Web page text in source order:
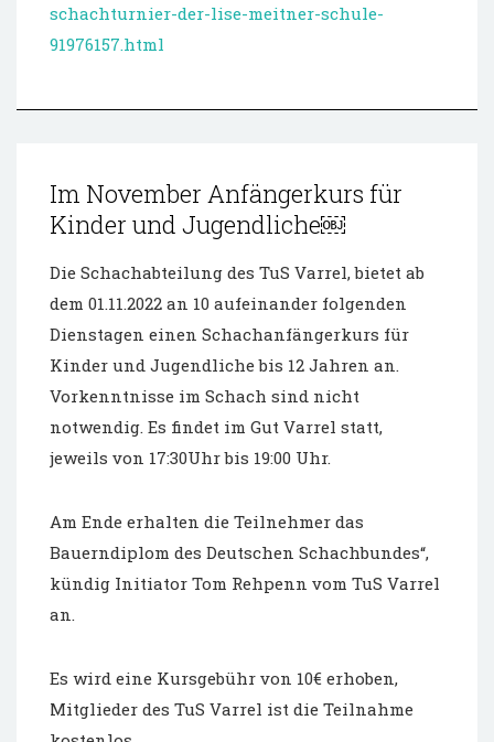
schachturnier-der-lise-meitner-schule-
91976157.html
Im November Anfängerkurs für
Kinder und Jugendliche￼
Die Schachabteilung des TuS Varrel, bietet ab
dem 01.11.2022 an 10 aufeinander folgenden
Dienstagen einen Schachanfängerkurs für
Kinder und Jugendliche bis 12 Jahren an.
Vorkenntnisse im Schach sind nicht
notwendig. Es findet im Gut Varrel statt,
jeweils von 17:30Uhr bis 19:00 Uhr.
Am Ende erhalten die Teilnehmer das
Bauerndiplom des Deutschen Schachbundes“,
kündig Initiator Tom Rehpenn vom TuS Varrel
an.
Es wird eine Kursgebühr von 10€ erhoben,
Mitglieder des TuS Varrel ist die Teilnahme